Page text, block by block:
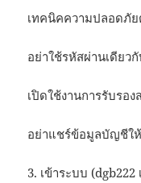
เทคนิคความปลอดภั
อย่าใช้รหัสผ่านเดียว
เปิดใช้งานการรับรอ
อย่าแชร์ข้อมูลบัญชีใ
3. เข้าระบบ